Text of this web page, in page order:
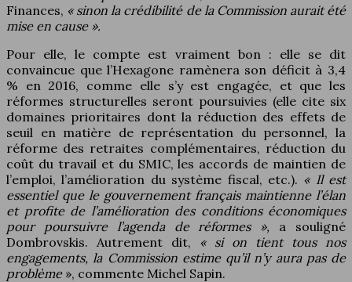
Finances, « sinon la crédibilité de la Commission aurait été
mise en cause ».
Pour elle, le compte est vraiment bon : elle se dit
convaincue que l’Hexagone ramènera son déficit à 3,4
% en 2016, comme elle s’y est engagée, et que les
réformes structurelles seront poursuivies (elle cite six
domaines prioritaires dont la réduction des effets de
seuil en matière de représentation du personnel, la
réforme des retraites complémentaires, réduction du
coût du travail et du SMIC, les accords de maintien de
l’emploi, l’amélioration du système fiscal, etc.). « Il est
essentiel que le gouvernement français maintienne l’élan
et profite de l’amélioration des conditions économiques
pour poursuivre l’agenda de réformes », a souligné
Dombrovskis. Autrement dit, « si on tient tous nos
engagements, la Commission estime qu’il n’y aura pas de
problème », commente Michel Sapin.